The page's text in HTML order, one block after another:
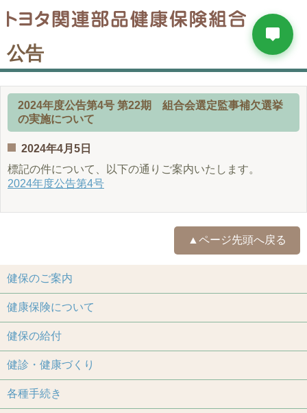
公告
2024年度公告第4号 第22期 組合会選定監事補欠選挙
の実施について
2024年4月5日
標記の件について、以下の通りご案内いたします。
2024年度公告第4号
▲ページ先頭へ戻る
健保のご案内
健康保険について
健保の給付
健診・健康づくり
各種手続き